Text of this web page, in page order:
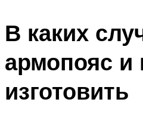
В каких
армопояс и
изготовить